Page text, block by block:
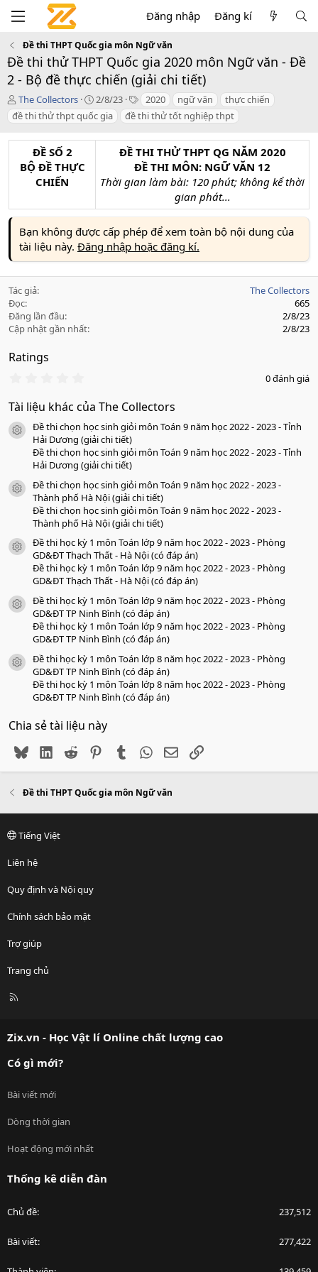
Đăng nhập Đăng kí
Đề thi THPT Quốc gia môn Ngữ văn
Đề thi thử THPT Quốc gia 2020 môn Ngữ văn - Đề
2 - Bộ đề thực chiến (giải chi tiết)
T
á
c
ả
The Collectors
C
r
e
a
e
2/8/23
T
a
g
2020 ngữ văn
thực chiến
đề thi thử thpt quốc gia
đề thi thử tốt nghiệp thpt
ĐỀ SỐ 2
BỘ ĐỀ THỰC
CHIẾN
ĐỀ THI THỬ THPT QG NĂM 2020
ĐỀ THI MÔN: NGỮ VĂN 12
Thời gian làm bài: 120 phút; không kể thời
gian phát...
Bạn không được cấp phép để xem toàn bộ nội dung của
tài liệu này. Đăng nhập hoặc đăng kí.
Tác giả
The Collectors
Đọc
665
Đăng lần đầu
2/8/23
Cập nhật gần nhất
2/8/23
Ratings
0
0
a
o
0 đánh giá
Tài liệu khác của The Collectors
icon tài liệu
Đề thi chọn học sinh giỏi môn Toán 9 năm học 2022 - 2023 - Tỉnh
Hải Dương (giải chi tiết)
Đề thi chọn học sinh giỏi môn Toán 9 năm học 2022 - 2023 - Tỉnh
Hải Dương (giải chi tiết)
icon tài liệu
Đề thi chọn học sinh giỏi môn Toán 9 năm học 2022 - 2023 -
Thành phố Hà Nội (giải chi tiết)
Đề thi chọn học sinh giỏi môn Toán 9 năm học 2022 - 2023 -
Thành phố Hà Nội (giải chi tiết)
icon tài liệu
Đề thi học kỳ 1 môn Toán lớp 9 năm học 2022 - 2023 - Phòng
GD&ĐT Thạch Thất - Hà Nội (có đáp án)
Đề thi học kỳ 1 môn Toán lớp 9 năm học 2022 - 2023 - Phòng
GD&ĐT Thạch Thất - Hà Nội (có đáp án)
icon tài liệu
Đề thi học kỳ 1 môn Toán lớp 9 năm học 2022 - 2023 - Phòng
GD&ĐT TP Ninh Bình (có đáp án)
Đề thi học kỳ 1 môn Toán lớp 9 năm học 2022 - 2023 - Phòng
GD&ĐT TP Ninh Bình (có đáp án)
icon tài liệu
Đề thi học kỳ 1 môn Toán lớp 8 năm học 2022 - 2023 - Phòng
GD&ĐT TP Ninh Bình (có đáp án)
Đề thi học kỳ 1 môn Toán lớp 8 năm học 2022 - 2023 - Phòng
GD&ĐT TP Ninh Bình (có đáp án)
Chia sẻ tài liệu này
BlueskyLinkedIn
Reddit PinterestTumblr WhatsApp
EmailLink
Đề thi THPT Quốc gia môn Ngữ văn
Tiếng Việt
Liên hệ
Quy định và Nội quy
Chính sách bảo mật
Trợ giúp
Trang chủ
R
Zix.vn - Học Vật lí Online chất lượng cao
Có gì mới?
Bài viết mới
Dòng thời gian
Hoạt động mới nhất
Thống kê diễn đàn
Chủ đề 237,512
Bài viết 277,422